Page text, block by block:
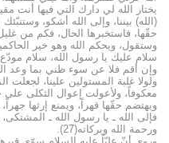
يختار الله لي دارك التي فيها أنت
(الله) بيننا، وإلى الله أشكو،
حقّها، فاستخبرها الحال، فكم من
وستقول، ويحكم الله وهو خير
سلام عليك يا رسول الله، سلام
وإن أقم فلا عن سوء ظني بما وعد
ولولا غلبة المستولين علينا، لجعلت
معكوفاً، ولأعولت إعوال الثكلى على
ويهتضم حقّها قهراً، ويمنع إرثها
فإلى الله ـ يا رسول الله ـ
ورحمة الله وبركاته(27).